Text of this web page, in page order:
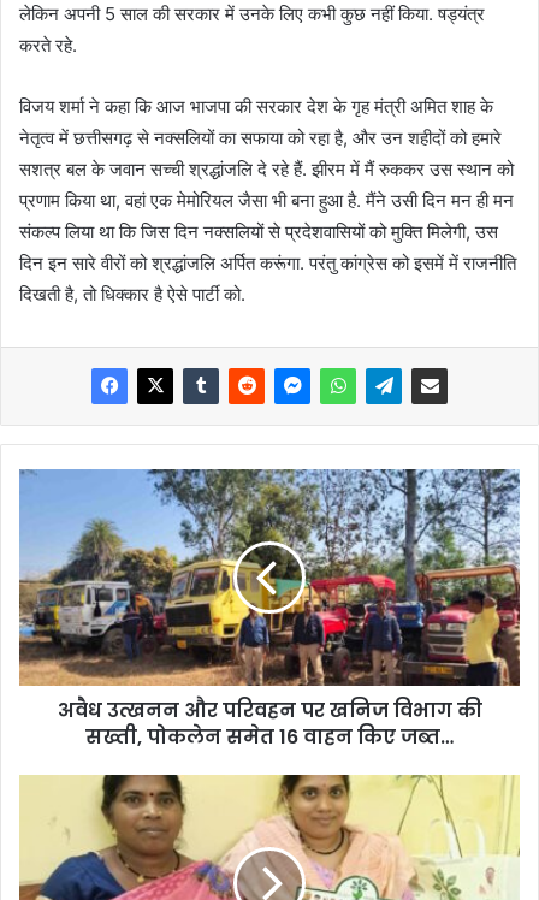
लेकिन अपनी 5 साल की सरकार में उनके लिए कभी कुछ नहीं किया. षड्यंत्र
करते रहे.
विजय शर्मा ने कहा कि आज भाजपा की सरकार देश के गृह मंत्री अमित शाह के
नेतृत्व में छत्तीसगढ़ से नक्सलियों का सफाया को रहा है, और उन शहीदों को हमारे
सशत्र बल के जवान सच्ची श्रद्धांजलि दे रहे हैं. झीरम में मैं रुककर उस स्थान को
प्रणाम किया था, वहां एक मेमोरियल जैसा भी बना हुआ है. मैंने उसी दिन मन ही मन
संकल्प लिया था कि जिस दिन नक्सलियों से प्रदेशवासियों को मुक्ति मिलेगी, उस
दिन इन सारे वीरों को श्रद्धांजलि अर्पित करूंगा. परंतु कांग्रेस को इसमें में राजनीति
दिखती है, तो धिक्कार है ऐसे पार्टी को.
अवैध उत्खनन और परिवहन पर खनिज विभाग की
सख्ती, पोकलेन समेत 16 वाहन किए जब्त…